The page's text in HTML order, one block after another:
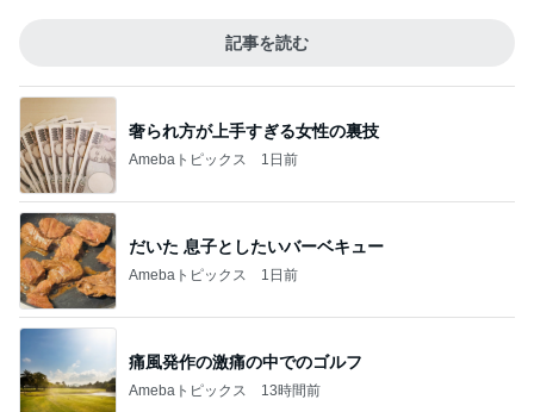
記事を読む
奢られ方が上手すぎる女性の裏技
Amebaトピックス 1日前
だいた 息子としたいバーベキュー
Amebaトピックス 1日前
痛風発作の激痛の中でのゴルフ
Amebaトピックス 13時間前